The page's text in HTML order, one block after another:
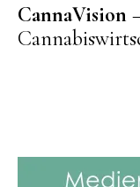
CannaVision